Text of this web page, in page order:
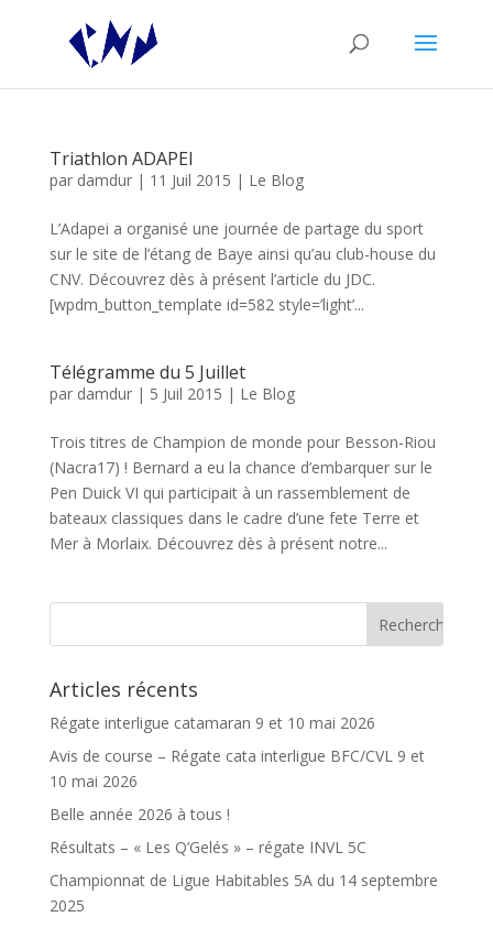
Triathlon ADAPEI
par damdur| 11 Juil 2015 | Le Blog
L’Adapei a organisé une journée de partage du sport
sur le site de l’étang de Baye ainsi qu’au club-house du
CNV. Découvrez dès à présent l’article du JDC.
[wpdm_button_template id=582 style=’light’...
Télégramme du 5 Juillet
par damdur| 5 Juil 2015 | Le Blog
Trois titres de Champion de monde pour Besson-Riou
(Nacra17) ! Bernard a eu la chance d’embarquer sur le
Pen Duick VI qui participait à un rassemblement de
bateaux classiques dans le cadre d’une fete Terre et
Mer à Morlaix. Découvrez dès à présent notre...
Articles récents
Régate interligue catamaran 9 et 10 mai 2026
Avis de course – Régate cata interligue BFC/CVL 9 et
10 mai 2026
Belle année 2026 à tous !
Résultats – « Les Q’Gelés » – régate INVL 5C
Championnat de Ligue Habitables 5A du 14 septembre
2025